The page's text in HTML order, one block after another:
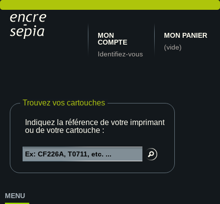
MON
COMPTE
Identifiez-vous
MON PANIER
(vide)
Trouvez vos cartouches
Indiquez la référence de votre imprimante
ou de votre cartouche :
MENU